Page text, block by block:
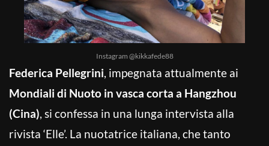
Instagram @kikkafede88
Federica Pellegrini, impegnata attualmente ai
Mondiali di Nuoto in vasca corta a Hangzhou
(Cina), si confessa in una lunga intervista alla
rivista ‘Elle’. La nuotatrice italiana, che tanto